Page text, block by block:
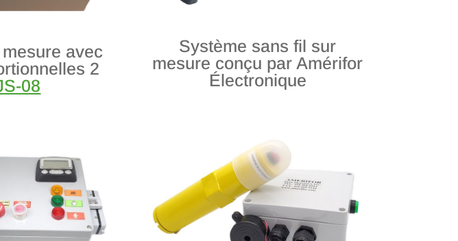
avec
2
08
Système sans fil sur
mesure conçu par Amérifor
Électronique